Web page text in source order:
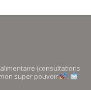
(consultations
mon super pouvoir
.